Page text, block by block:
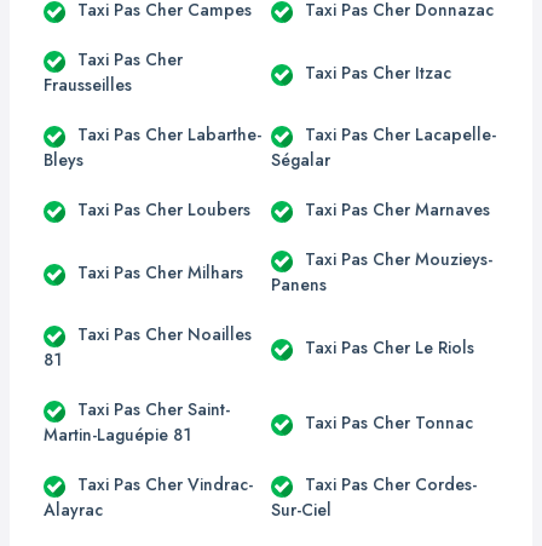
Taxi Pas Cher Campes Taxi Pas Cher Donnazac
Taxi Pas Cher
Frausseilles
Taxi Pas Cher Itzac
Taxi Pas Cher Labarthe-
Bleys
Taxi Pas Cher Lacapelle-
Ségalar
Taxi Pas Cher Loubers Taxi Pas Cher Marnaves
Taxi Pas Cher Milhars
Taxi Pas Cher Mouzieys-
Panens
Taxi Pas Cher Noailles
81
Taxi Pas Cher Le Riols
Taxi Pas Cher Saint-
Martin-Laguépie 81
Taxi Pas Cher Tonnac
Taxi Pas Cher Vindrac-
Alayrac
Taxi Pas Cher Cordes-
Sur-Ciel